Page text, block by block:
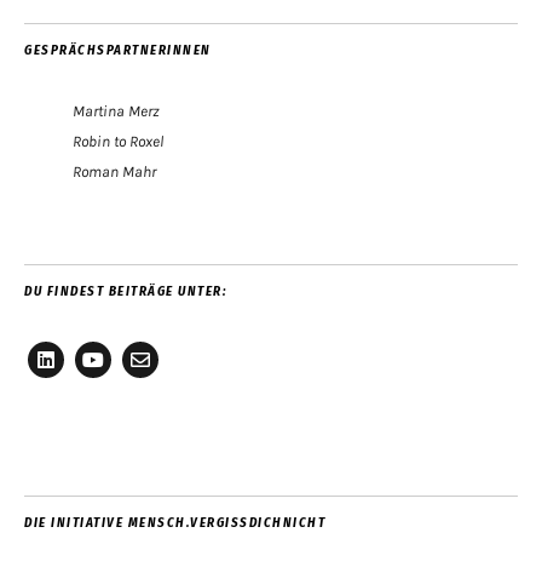
GESPRÄCHSPARTNERINNEN
Martina Merz
Robin to Roxel
Roman Mahr
DU FINDEST BEITRÄGE UNTER:
DIE INITIATIVE MENSCH.VERGISSDICHNICHT